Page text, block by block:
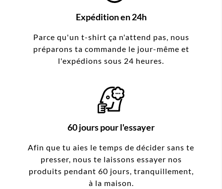
Expédition en 24h
Parce qu'un t-shirt ça n'attend pas, nous
préparons ta commande le jour-même et
l'expédions sous 24 heures.
60 jours pour l'essayer
Afin que tu aies le temps de décider sans te
presser, nous te laissons essayer nos
produits pendant 60 jours, tranquillement,
à la maison.